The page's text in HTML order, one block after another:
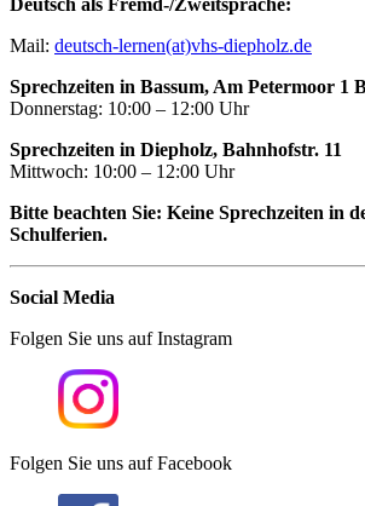
Mail: deutsch-lernen(at)vhs-diepholz.de
Sprechzeiten in Bassum, Am Petermoor 1
Donnerstag: 10:00 – 12:00 Uhr
Sprechzeiten in Diepholz, Bahnhofstr. 11
Mittwoch: 10:00 – 12:00 Uhr
Bitte beachten Sie: Keine Sprechzeiten in
Schulferien.
Social Media
Folgen Sie uns auf Instagram
Folgen Sie uns auf Facebook